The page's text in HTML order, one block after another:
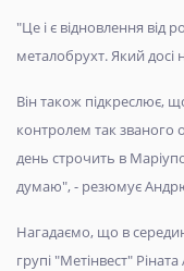
"Це і є відновлення від
металобрухт. Який
Він також підкреслює,
контролем так званого
день строчить в
думаю", - резюмує
Нагадаємо, що в
групі "Метінвест"